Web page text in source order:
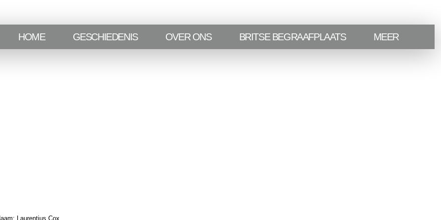
HOME GESCHIEDENIS OVER ONS BRITSE BEGRAAFPLAATS MEER
Laurentius Cox